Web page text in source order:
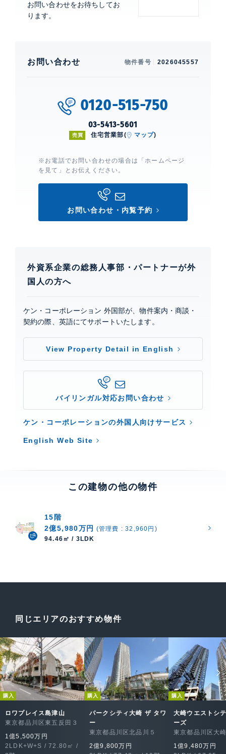
免震構造、 新耐震構造、 エレベーター、 宅配ボック
ス、 スカイラウンジ、 フロントサービス、 コンシェル
建物詳細
お問い合わせをお待ちしてお
ります。
お問い合わせ 物件番号 2026045557
0120-515-750
03-5413-5601
売買 住宅営業部( マップ)
※お電話でお問い合わせの場合は「ホームページ
を見て」とお伝えください。
お問い合わせ・内覧予約
外資系企業の総務人事部・パートナーが外
国人の方へ
ケン・コーポレーション 外国部が、物件案内・商談・
契約の際、英語にてサポートいたします。
View Property Detail in English
バイリンガル対応お問い合わせ
ケン・コーポレーションの外国人向けサービス
English Web Site
この建物の他の物件
15階
2億5,980万円 (管理費 : 32,960円)
94.46㎡ / 3LDK
同じエリアのおすすめ物件
購入
ロワプレイス島津山
東京都品川区東五反田３
1億5,500万円
2LDK+W+S / 72.80㎡ /
購入
パークシティ大崎 ザ タワ
ー
東京都品川区北品川５
2億9,800万円
購入
大崎ウエストシ
ーズ
東京都品川区大
1億9,480万円